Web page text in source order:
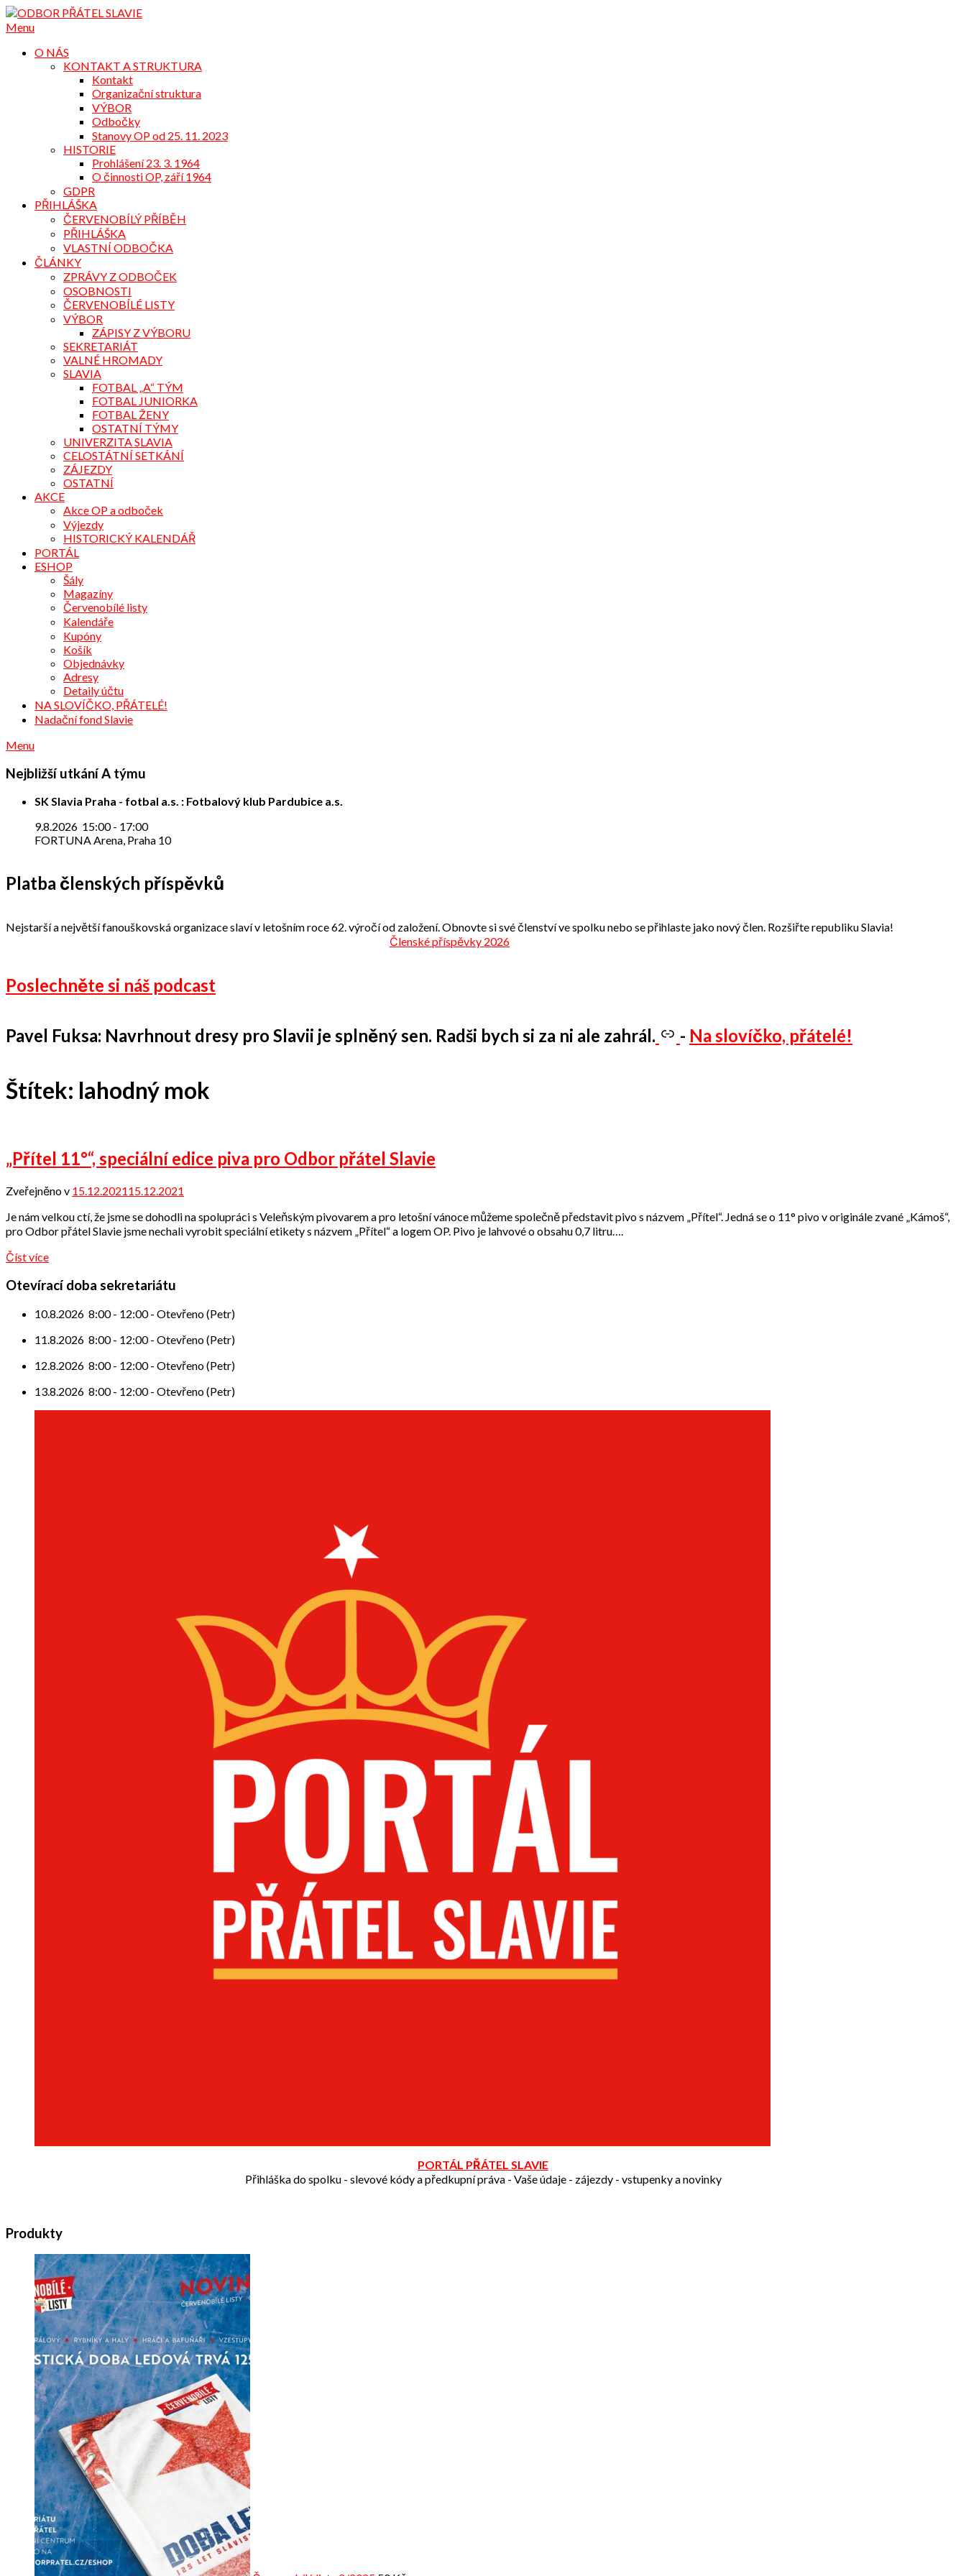
Přejdi
na
Menu
O NÁS
KONTAKT A STRUKTURA
Kontakt
Organizační struktura
VÝBOR
Odbočky
Stanovy OP od 25. 11. 2023
HISTORIE
Prohlášení 23. 3. 1964
O činnosti OP, září 1964
GDPR
PŘIHLÁŠKA
ČERVENOBÍLÝ PŘÍBĚH
PŘIHLÁŠKA
VLASTNÍ ODBOČKA
ČLÁNKY
ZPRÁVY Z ODBOČEK
OSOBNOSTI
ČERVENOBÍLÉ LISTY
VÝBOR
ZÁPISY Z VÝBORU
SEKRETARIÁT
VALNÉ HROMADY
SLAVIA
FOTBAL „A“ TÝM
FOTBAL JUNIORKA
FOTBAL ŽENY
OSTATNÍ TÝMY
UNIVERZITA SLAVIA
CELOSTÁTNÍ SETKÁNÍ
ZÁJEZDY
OSTATNÍ
AKCE
Akce OP a odboček
Výjezdy
HISTORICKÝ KALENDÁŘ
PORTÁL
ESHOP
Šály
Magazíny
Červenobílé listy
Kalendáře
Kupóny
Košík
Objednávky
Adresy
Detaily účtu
NA SLOVÍČKO, PŘÁTELÉ!
Nadační fond Slavie
Menu
Nejbližší utkání A týmu
SK Slavia Praha - fotbal a.s. : Fotbalový klub Pardubice a.s.
9.8.2026 15:00- 17:00
FORTUNA Arena, Praha 10
Platba členských příspěvků
Nejstarší a největší fanouškovská organizace slaví v letošním roce 62. výročí od založení. Obnovte si své členství ve spolku nebo se přihlaste jako nový člen. Rozšiřte republiku Slavia!
Členské příspěvky 2026
Poslechněte si náš podcast
Pavel Fuksa: Navrhnout dresy pro Slavii je splněný sen. Radši bych si za ni ale zahrál. - Na slovíčko, přátelé!
Štítek: lahodný mok
„Přítel 11°“, speciální edice piva pro Odbor přátel Slavie
Zveřejněno v 15.12.202115.12.2021
přátel
Je nám velkou ctí, že jsme se dohodli na spolupráci s Veleňským pivovarem a pro letošní vánoce můžeme společně představit pivo s názvem „Přítel“. Jedná se o 11° pivo v originále zvané „Kámoš“,
pro Odbor přátel Slavie jsme nechali vyrobit speciální etikety s názvem „Přítel“ a logem OP. Pivo je lahvové o obsahu 0,7 litru….
Číst více
Otevírací doba sekretariátu
10.8.2026 8:00- 12:00- Otevřeno (Petr)
11.8.2026 8:00- 12:00- Otevřeno (Petr)
12.8.2026 8:00- 12:00- Otevřeno (Petr)
13.8.2026 8:00- 12:00- Otevřeno (Petr)
PORTÁL PŘÁTEL SLAVIE
Přihláška do spolku - slevové kódy a předkupní práva - Vaše údaje - zájezdy - vstupenky a novinky
Produkty